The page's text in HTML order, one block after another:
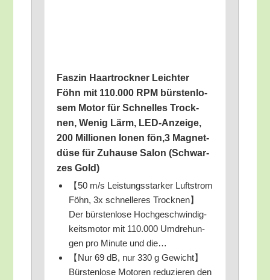
Fas­zin Haar­trock­ner Leich­ter
Föhn mit 110.000 RPM bürs­ten­lo­
sem Motor für Schnel­les Trock­
nen, Wenig Lärm, LED-Anzei­ge,
200 Mil­lio­nen Ionen fön,3 Magnet­
dü­se für Zuhau­se Salon (Schwar­
zes Gold)
【50 m/​s Leis­tungs­star­ker Luft­strom
Föhn, 3x schnel­le­res Trock­nen】
Der bürs­ten­lo­se Hoch­ge­schwin­dig­
keits­mo­tor mit 110.000 Umdre­hun­
gen pro Minu­te und die…
【Nur 69 dB, nur 330 g Gewicht】
Bürs­ten­lo­se Moto­ren redu­zie­ren den